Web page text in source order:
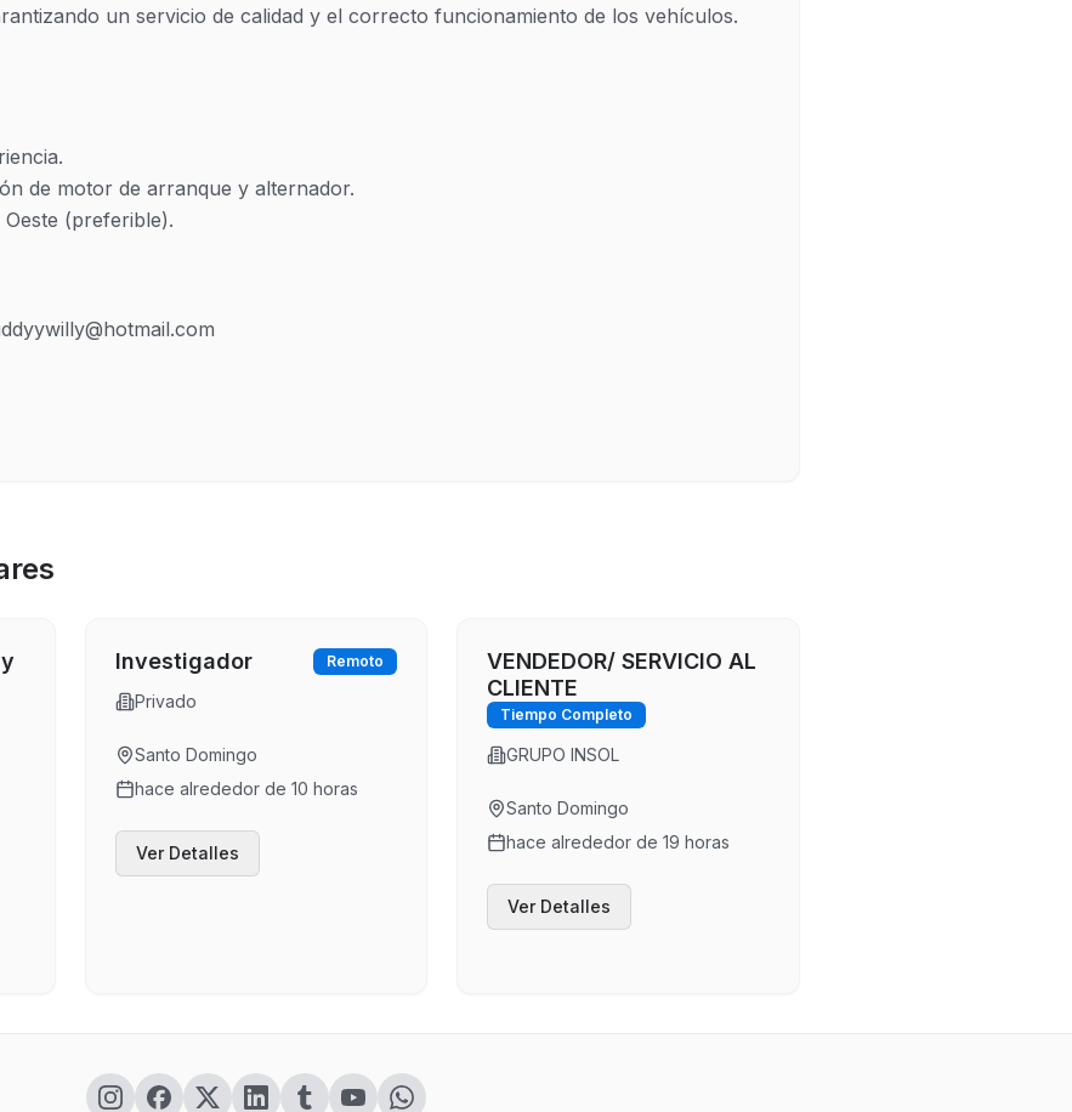
un servicio de calidad y el correcto funcionamiento de los vehículos.
de motor de arranque y alternador.
(preferible).
Investigador Remoto
Privado
Santo Domingo
hace alrededor de 10 horas
Ver Detalles
VENDEDOR/ SERVICIO AL
CLIENTE
Tiempo Completo
GRUPO INSOL
Santo Domingo
hace alrededor de 19 horas
Ver Detalles